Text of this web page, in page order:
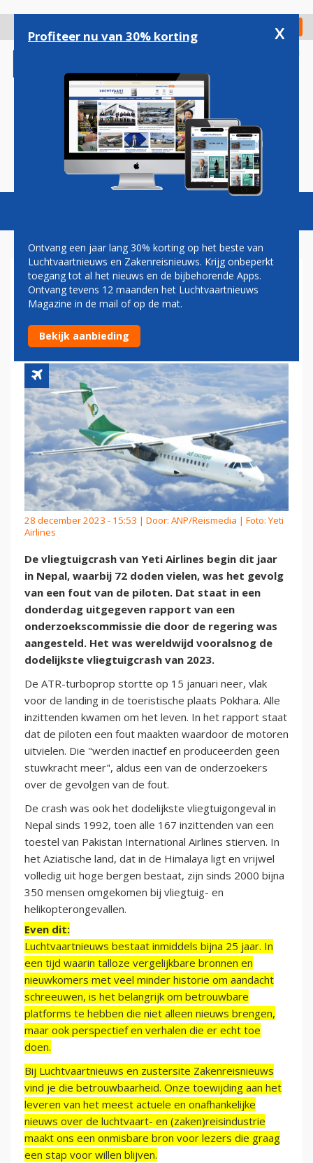
gaan
Check in
Magazine Podcasts Vacatures
FATALE VLIEGTUIGCRASH
NEPAL VEROORZAAKT DOOR
FOUT PILOTEN
28 december 2023 - 15:53 | Door: ANP/Reismedia | Foto: Yeti
Airlines
De vliegtuigcrash van Yeti Airlines begin dit jaar
in Nepal, waarbij 72 doden vielen, was het gevolg
van een fout van de piloten. Dat staat in een
donderdag uitgegeven rapport van een
onderzoekscommissie die door de regering was
aangesteld. Het was wereldwijd vooralsnog de
dodelijkste vliegtuigcrash van 2023.
De ATR-turboprop stortte op 15 januari neer, vlak
voor de landing in de toeristische plaats Pokhara. Alle
inzittenden kwamen om het leven. In het rapport staat
dat de piloten een fout maakten waardoor de motoren
uitvielen. Die "werden inactief en produceerden geen
stuwkracht meer", aldus een van de onderzoekers
over de gevolgen van de fout.
De crash was ook het dodelijkste vliegtuigongeval in
Nepal sinds 1992, toen alle 167 inzittenden van een
toestel van Pakistan International Airlines stierven. In
het Aziatische land, dat in de Himalaya ligt en vrijwel
volledig uit hoge bergen bestaat, zijn sinds 2000 bijna
350 mensen omgekomen bij vliegtuig- en
helikopterongevallen.
Even dit:
Luchtvaartnieuws bestaat inmiddels bijna 25 jaar. In
een tijd waarin talloze vergelijkbare bronnen en
nieuwkomers met veel minder historie om aandacht
schreeuwen, is het belangrijk om betrouwbare
platforms te hebben die niet alleen nieuws brengen,
maar ook perspectief en verhalen die er echt toe
doen.
Bij Luchtvaartnieuws en zustersite Zakenreisnieuws
vind je die betrouwbaarheid. Onze toewijding aan het
leveren van het meest actuele en onafhankelijke
nieuws over de luchtvaart- en (zaken)reisindustrie
maakt ons een onmisbare bron voor lezers die graag
een stap voor willen blijven.
Profiteer nu van 30% korting x
Ontvang een jaar lang 30% korting op het beste van
Luchtvaartnieuws en Zakenreisnieuws. Krijg onbeperkt
toegang tot al het nieuws en de bijbehorende Apps.
Ontvang tevens 12 maanden het Luchtvaartnieuws
Magazine in de mail of op de mat.
Bekijk aanbieding